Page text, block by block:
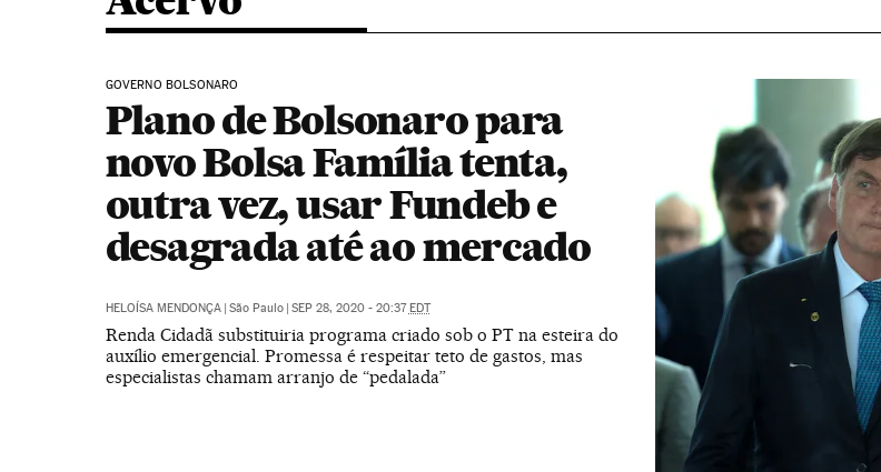
GOVERNO BOLSONARO
Plano de Bolsonaro para
novo Bolsa Família tenta,
outra vez, usar Fundeb e
desagrada até ao mercado
HELOÍSA MENDONÇA | São Paulo | SEP 28, 2020 - 20:37EDT
Renda Cidadã substituiria programa criado sob o PT na esteira do
auxílio emergencial. Promessa é respeitar teto de gastos, mas
especialistas chamam arranjo de “pedalada”